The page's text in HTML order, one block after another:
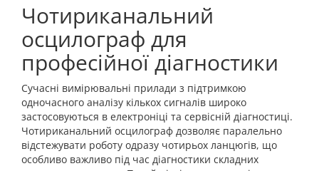
Чотириканальний
осцилограф для
професійної діагностики
Сучасні вимірювальні прилади з підтримкою
одночасного аналізу кількох сигналів широко
застосовуються в електроніці та сервісній діагностиці.
Чотириканальний осцилограф дозволяє паралельно
відстежувати роботу одразу чотирьох ланцюгів, що
особливо важливо під час діагностики складних